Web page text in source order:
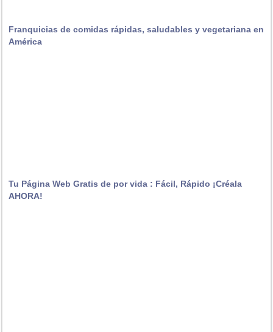
Franquicias de comidas rápidas, saludables y vegetariana en
América
Tu Página Web Gratis de por vida : Fácil, Rápido ¡Créala
AHORA!